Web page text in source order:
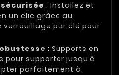
: Installez et
un clic grâce au
verrouillage par clé pour
: Supports en
supporter jusqu’à
parfaitement à